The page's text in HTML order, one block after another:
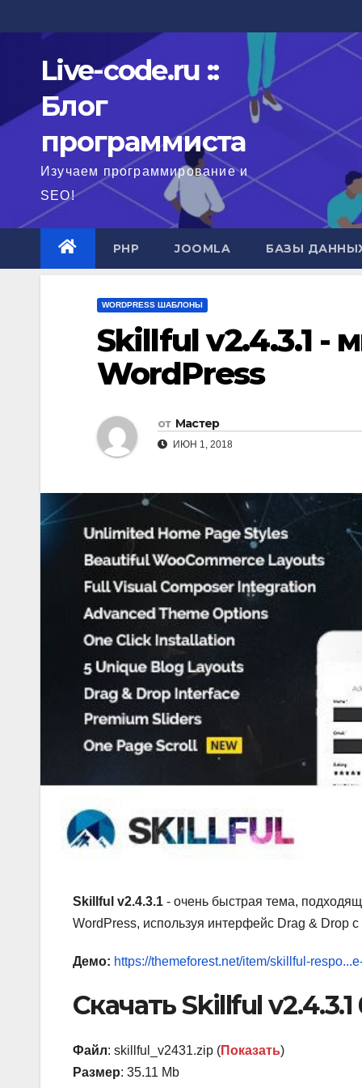
к
содержимомуLive-code.ru ::
Блог
программиста
Изучаем программирование и
SEO!
PHP JOOMLA БАЗЫ
WORDPRESS ШАБЛОНЫ
Skillful v2.4.3.1 -
WordPress
от Мастер
ИЮН 1, 2018
Skillful v2.4.3.1 - очень быстрая тема,
WordPress, используя интерфейс Drag & Drop
Демо: https://themeforest.net/item/skillful-
Скачать Skillful
Файл: skillful_v2431.zip (Показать)
Размер: 35.11 Mb